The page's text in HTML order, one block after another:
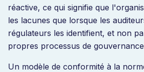
réactive, ce qui signifie que
les lacunes que lorsque les
régulateurs les identifient, et non
propres processus de
Un modèle de conformité à la